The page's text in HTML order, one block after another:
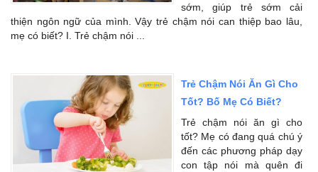
sớm, giúp trẻ sớm cải
thiện ngôn ngữ của mình. Vậy trẻ chậm nói can thiệp bao lâu,
mẹ có biết? I. Trẻ chậm nói ...
Trẻ Chậm Nói Ăn Gì Cho
Tốt? Bố Mẹ Có Biết?
Trẻ chậm nói ăn gì cho
tốt? Mẹ có đang quá chú ý
đến các phương pháp dạy
con tập nói mà quên đi